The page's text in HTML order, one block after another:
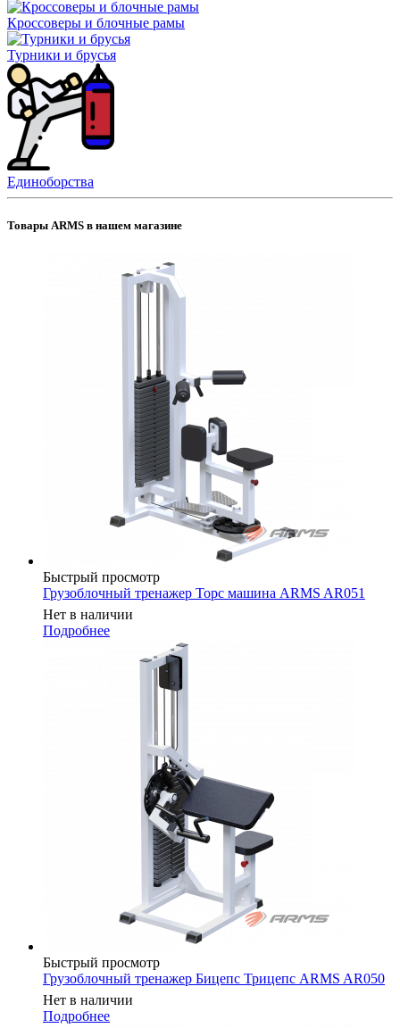
Кроссоверы и блочные рамы
Турники и брусья
Единоборства
Товары ARMS в нашем магазине
Быстрый просмотр
Грузоблочный тренажер Торс машина ARMS AR051
Нет в наличии
Подробнее
Быстрый просмотр
Грузоблочный тренажер Бицепс Трицепс ARMS AR050
Нет в наличии
Подробнее